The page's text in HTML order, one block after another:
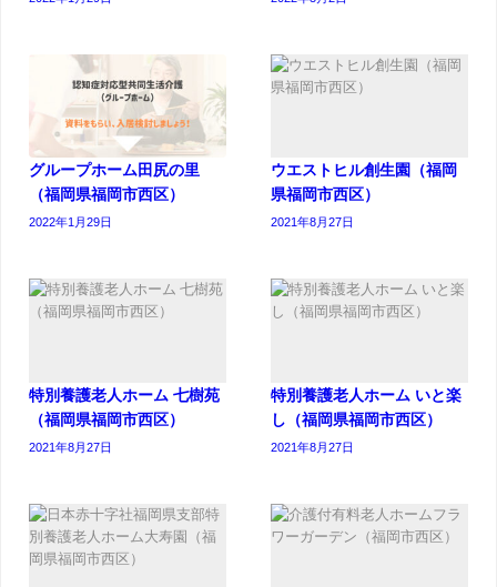
グループホーム田尻の里
（福岡県福岡市西区）
2022年1月29日
ウエストヒル創生園（福岡
県福岡市西区）
2021年8月27日
特別養護老人ホーム 七樹苑
（福岡県福岡市西区）
2021年8月27日
特別養護老人ホーム いと楽
し（福岡県福岡市西区）
2021年8月27日